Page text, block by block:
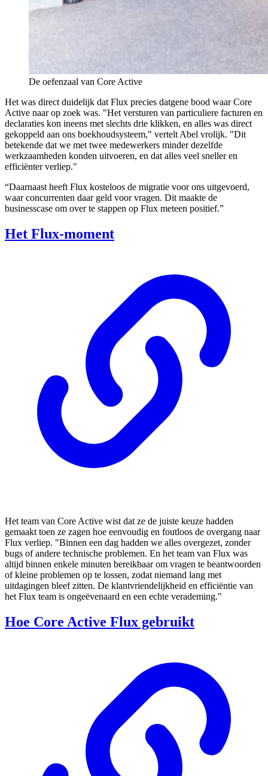
De oefenzaal van Core Active
Het was direct duidelijk dat Flux precies datgene bood waar Core
Active naar op zoek was. "Het versturen van particuliere facturen en
declaraties kon ineens met slechts drie klikken, en alles was direct
gekoppeld aan ons boekhoudsysteem," vertelt Abel vrolijk. "Dit
betekende dat we met twee medewerkers minder dezelfde
werkzaamheden konden uitvoeren, en dat alles veel sneller en
efficiënter verliep."
“Daarnaast heeft Flux kosteloos de migratie voor ons uitgevoerd,
waar concurrenten daar geld voor vragen. Dit maakte de
businesscase om over te stappen op Flux meteen positief.”
Het Flux-moment
Het team van Core Active wist dat ze de juiste keuze hadden
gemaakt toen ze zagen hoe eenvoudig en foutloos de overgang naar
Flux verliep. "Binnen een dag hadden we alles overgezet, zonder
bugs of andere technische problemen. En het team van Flux was
altijd binnen enkele minuten bereikbaar om vragen te beantwoorden
of kleine problemen op te lossen, zodat niemand lang met
uitdagingen bleef zitten. De klantvriendelijkheid en efficiëntie van
het Flux team is ongeëvenaard en een echte verademing."
Hoe Core Active Flux gebruikt